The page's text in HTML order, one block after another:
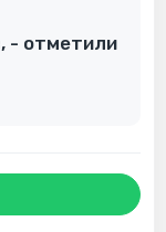
- отметили